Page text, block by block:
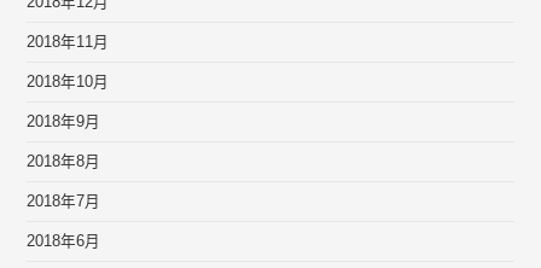
2018年11月
2018年10月
2018年9月
2018年8月
2018年7月
2018年6月